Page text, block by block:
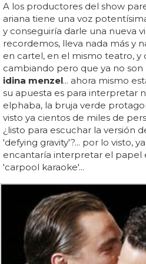
A los productores del show
ariana tiene una voz
y conseguiría darle una nueva
recordemos, lleva nada más y
en cartel, en el mismo teatro, y
cambiando pero que ya no
idina menzel... ahora mismo
su apuesta es para interpretar
elphaba, la bruja verde
visto ya cientos de miles de
¿listo para escuchar la versión
'defying gravity'?... por lo visto,
encantaría interpretar el papel
'carpool karaoke'...